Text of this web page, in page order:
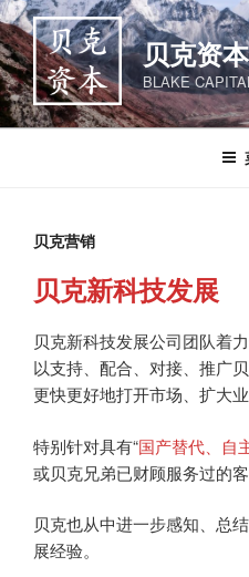
跳
至
内
容
贝克资本
BLAKE
贝克营销
贝克新科技发展
贝克新科技发展公司团队着
以支持、配合、对接、推广
更快更好地打开市场、扩大
特别针对具有“国产替代、自
或贝克兄弟已财顾服务过的
贝克也从中进一步感知、总
展经验。